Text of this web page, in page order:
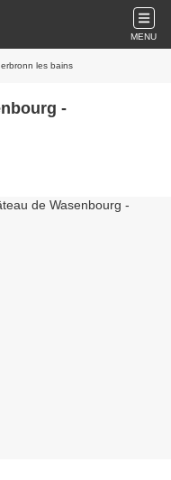
MENU
les bains
-